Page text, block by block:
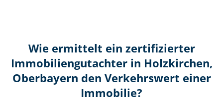
Wie ermittelt ein zertifizierter
Immobilien­gutachter in Holzkirchen,
Oberbayern den Verkehrswert einer
Immobilie?